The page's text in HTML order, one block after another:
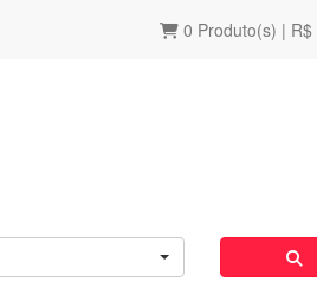
0 Produto(s) | R$